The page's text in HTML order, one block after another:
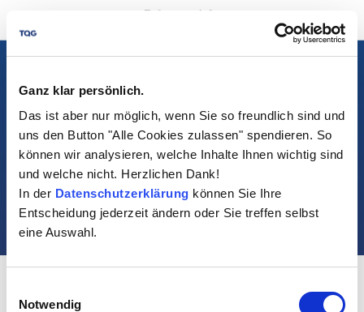
Ganz klar persönlich.
Das ist aber nur möglich, wenn Sie so freundlich sind und
uns den Button "Alle Cookies zulassen" spendieren. So
können wir analysieren, welche Inhalte Ihnen wichtig sind
und welche nicht. Herzlichen Dank!
In der Datenschutzerklärung können Sie Ihre
Entscheidung jederzeit ändern oder Sie treffen selbst
eine Auswahl.
Notwendig
Privacy Policy
Cookie settings
Contact
©2026 The Quality Group GmbH. All rights reserved.
Visit us at: